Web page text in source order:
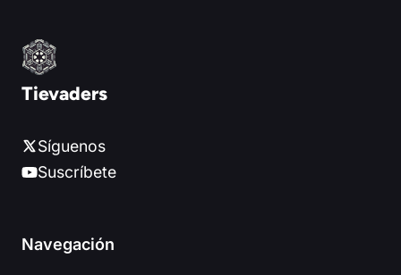
Tievaders
Síguenos
Suscríbete
Navegación